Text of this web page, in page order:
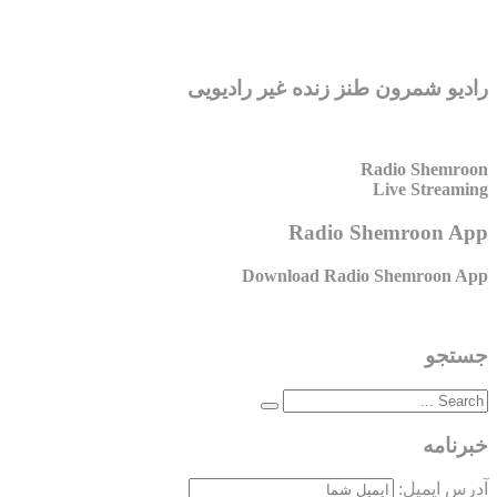
رادیو شمرون طنز زنده غیر رادیویی
Radio Shemroon
Live Streaming
Radio Shemroon App
Download Radio Shemroon App
جستجو
خبرنامه
آدرس ایمیل: